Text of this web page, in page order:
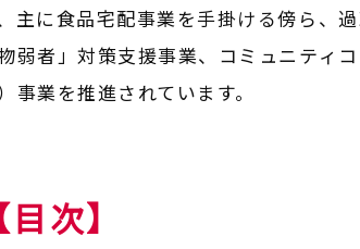
主に食品宅配事業を手掛ける傍ら、
弱者」対策支援事業、コミュニティ
事業を推進されています。
【目次】